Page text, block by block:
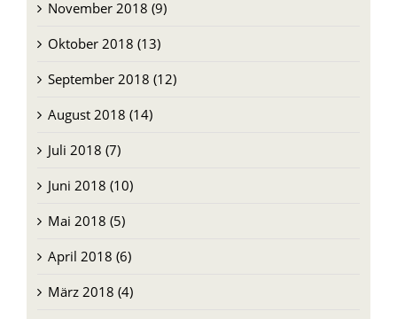
Dezember 2018 (13)
November 2018 (9)
Oktober 2018 (13)
September 2018 (12)
August 2018 (14)
Juli 2018 (7)
Juni 2018 (10)
Mai 2018 (5)
April 2018 (6)